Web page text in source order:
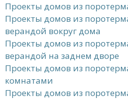
Проекты домов из
Проекты домов из
верандой вокруг дома
Проекты домов из
верандой на заднем дворе
Проекты домов из
комнатами
Проекты домов из